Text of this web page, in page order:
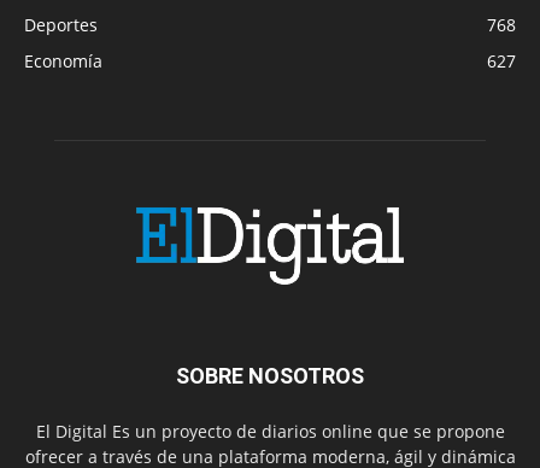
Deportes
768
Economía
627
SOBRE NOSOTROS
El Digital Es un proyecto de diarios online que se propone
ofrecer a través de una plataforma moderna, ágil y dinámica